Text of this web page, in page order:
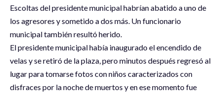
Escoltas del presidente municipal habrían abatido a uno de
los agresores y sometido a dos más. Un funcionario
municipal también resultó herido.
El presidente municipal había inaugurado el encendido de
velas y se retiró de la plaza, pero minutos después regresó al
lugar para tomarse fotos con niños caracterizados con
disfraces por la noche de muertos y en ese momento fue